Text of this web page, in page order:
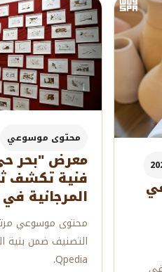
محتوى موسوعي
معرض "بحر
فنية تكشف
المرجانية في
محتوى موسوعي
التصنيف ضمن بنية
Qpedia.